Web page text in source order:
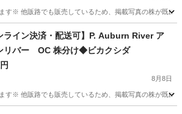
す※ 他販路でも販売しているため、掲載写真の株が既に
土呂駅 その他 リドレイ
ライン決済・配送可】P. Auburn River ア
リバー OC 株分け◆ビカクシダ
8月8日
す※ 他販路でも販売しているため、掲載写真の株が既に